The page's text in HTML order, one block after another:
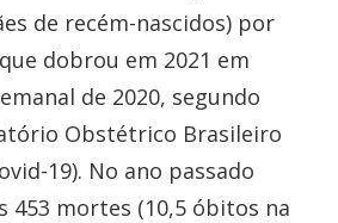
de recém-nascidos) por
dobrou em 2021 em
de 2020, segundo
Obstétrico Brasileiro
19). No ano passado
453 mortes (10,5 óbitos na